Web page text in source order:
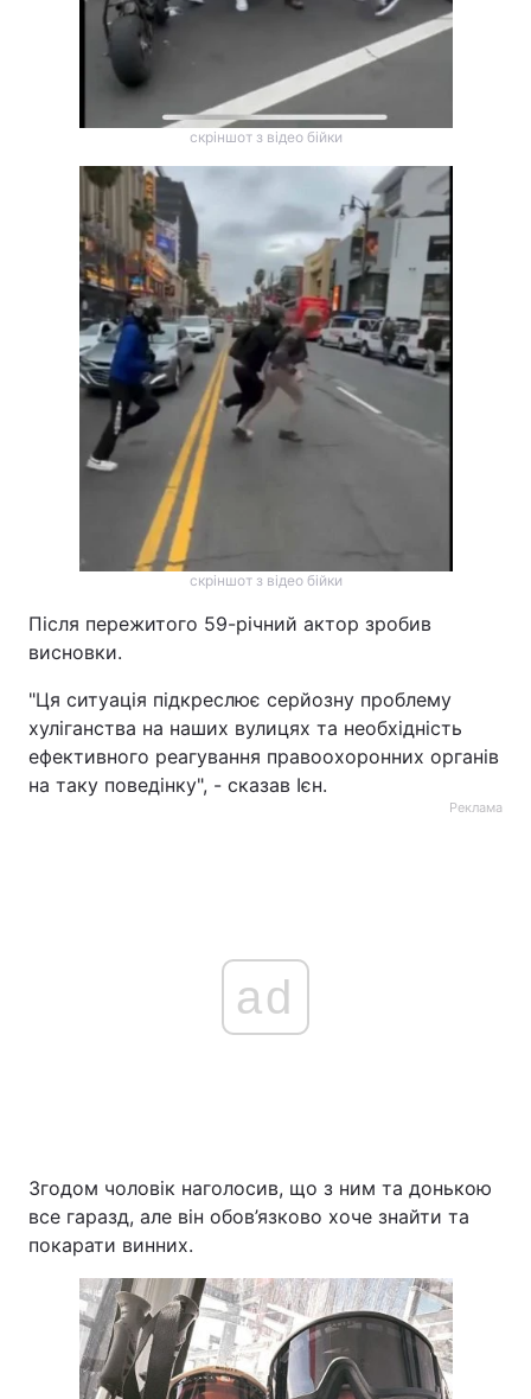
скріншот з відео бійки
скріншот з відео бійки
Після пережитого 59-річний актор зробив
висновки.
"Ця ситуація підкреслює серйозну проблему
хуліганства на наших вулицях та необхідність
ефективного реагування правоохоронних органів
на таку поведінку", - сказав Ієн.
Реклама
ad
Згодом чоловік наголосив, що з ним та донькою
все гаразд, але він обов’язково хоче знайти та
покарати винних.